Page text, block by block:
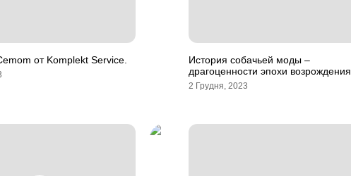
от Komplekt Service.
История собачьей моды –
драгоценности эпохи возрождения
2 Грудня, 2023